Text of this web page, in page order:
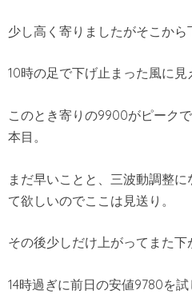
少し高く寄りましたがそこから
10時の足で下げ止まった風に見
このとき寄りの9900がピーク
本目。
まだ早いことと、三波動調整
て欲しいのでここは見送り。
その後少しだけ上がってまた下
14時過ぎに前日の安値9780を試